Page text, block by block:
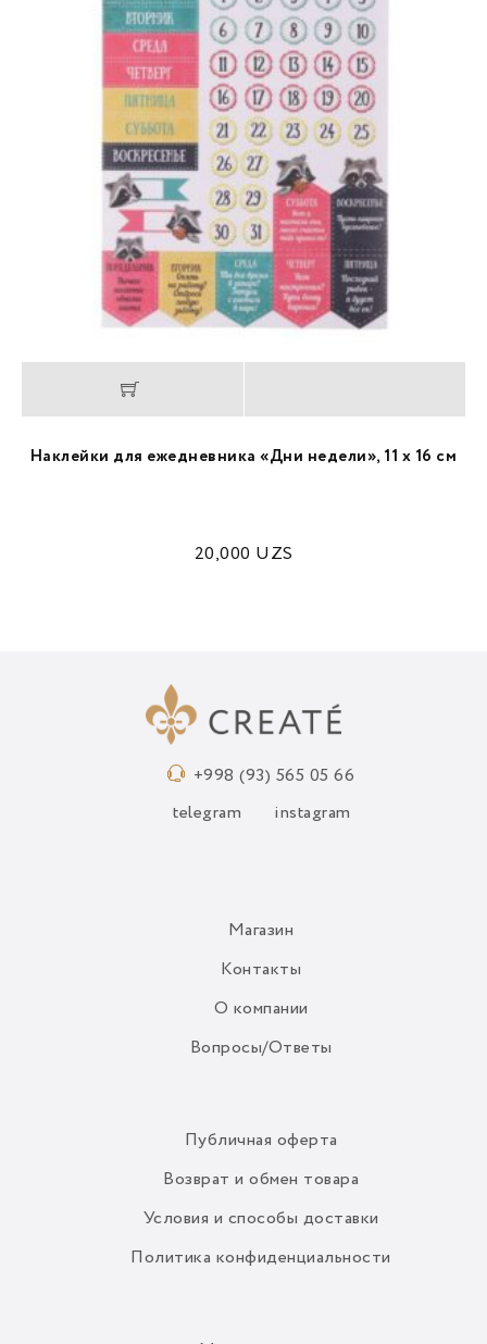
Наклейки для ежедневника «Дни недели», 11 х 16 см
20,000 UZS
+998 (93) 565 05 66
telegram instagram
Магазин
Контакты
О компании
Вопросы/Ответы
Публичная оферта
Возврат и обмен товара
Условия и способы доставки
Политика конфиденциальности